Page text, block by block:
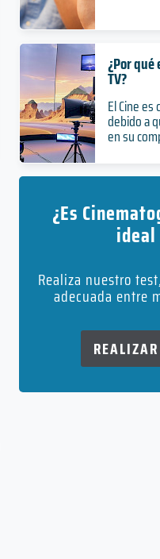
¿Por
TV?
El Cine
debido a
en su
¿Es
Realiza nuestro
adecuada entre